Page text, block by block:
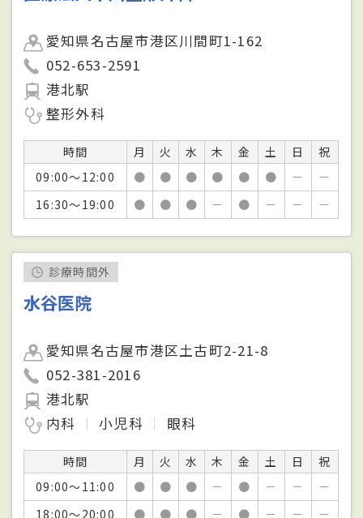
愛知県名古屋市港区川間町1-162
052-653-2591
港北駅
整形外科
時間 月 火 水 木 金 土 日
祝
09:00～12:00
● ● ● ● ● ● －
－
16:30～19:00
● ● ● － ● － － －
診療時間外
水谷医院
愛知県名古屋市港区土古町2-21-8
052-381-2016
港北駅
内科
小児科 眼科
時間 月 火 水 木 金 土 日
祝
09:00～11:00
● ● ● － ● － －
－
18:00～20:00
● ● ● － ● － － －